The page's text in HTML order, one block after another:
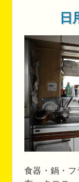
日
食器・鍋・フ